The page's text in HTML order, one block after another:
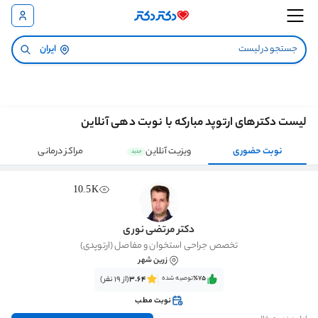
ایران
لیست دکترهای ارتوپد مبارکه با نوبت دهی آنلاین
نوبت حضوری ویزیت آنلاین جدید مراکز درمانی
10.5K
دکتر مرتضی نوری
تخصص جراحی استخوان و مفاصل (ارتوپدی)
زرین شهر
٪75‌‌‌توصیه شده 3.64(از 19 نفر)
نوبت مطب